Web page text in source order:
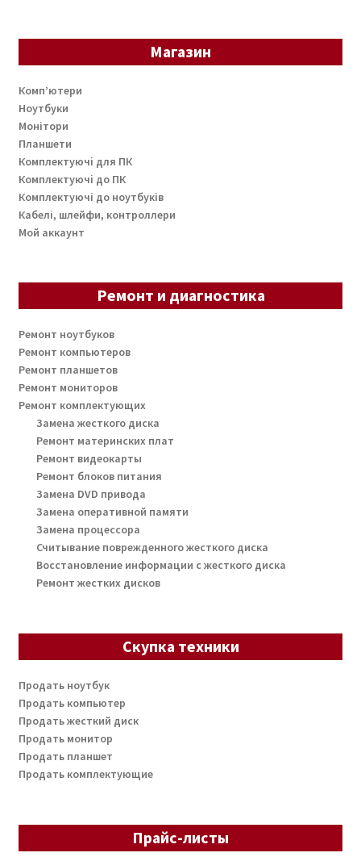
Скупка
Магазин
Комп’ютери
Ноутбуки
Монітори
Планшети
Комплектуючі для ПК
Комплектуючі до ПК
Комплектуючі до ноутбуків
Кабелі, шлейфи, контроллери
Мой аккаунт
Ремонт и диагностика
Ремонт ноутбуков
Ремонт компьютеров
Ремонт планшетов
Ремонт мониторов
Ремонт комплектующих
Замена жесткого диска
Ремонт материнских плат
Ремонт видеокарты
Ремонт блоков питания
Замена DVD привода
Замена оперативной памяти
Замена процессора
Считывание поврежденного жесткого диска
Восстановление информации с жесткого диска
Ремонт жестких дисков
Скупка техники
Продать ноутбук
Продать компьютер
Продать жесткий диск
Продать монитор
Продать планшет
Продать комплектующие
Прайс-листы